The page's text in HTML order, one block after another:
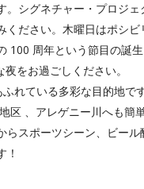
シグネチャー・プロジ
ださい。木曜日はポシ
周年という節目の誕
をお過ごしください。
れている多彩な目的地
区 、アレゲニー川へも簡
スポーツシーン、ビー
！